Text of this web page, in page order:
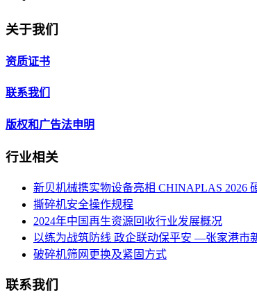
关于我们
资质证书
联系我们
版权和广告法申明
行业相关
新贝机械携实物设备亮相 CHINAPLAS 2026
撕碎机安全操作规程
2024年中国再生资源回收行业发展概况
以练为战筑防线 政企联动保平安 —张家港市
破碎机筛网更换及紧固方式
联系我们